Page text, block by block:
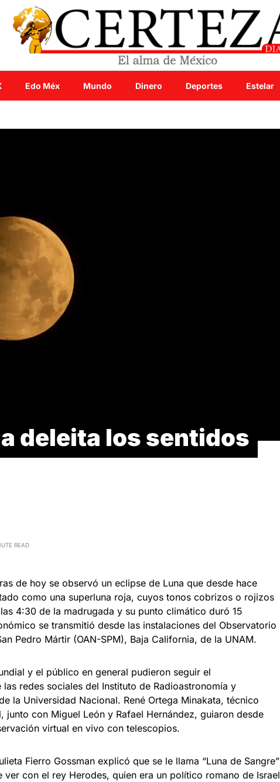
Edo Méx Mundo Dinero Deportes Estelar
deleita los sentidos
READ
de hoy se observó un eclipse de Luna que desde hace
como una superluna roja, cuyos tonos cobrizos o rojizos
4:30 de la madrugada y su punto climático duró 15
se transmitió desde las instalaciones del Observatorio
Pedro Mártir (OAN-SPM), Baja California, de la UNAM.
y el público en general pudieron seguir el
redes sociales del Instituto de Radioastronomía y
la Universidad Nacional. René Ortega Minakata, técnico
junto con Miguel León y Rafael Hernández, guiaron desde
virtual en vivo con telescopios.
Fierro Gossman explicó que se le llama “Luna de Sangre”
ver con el rey Herodes, quien era un político romano de Israel